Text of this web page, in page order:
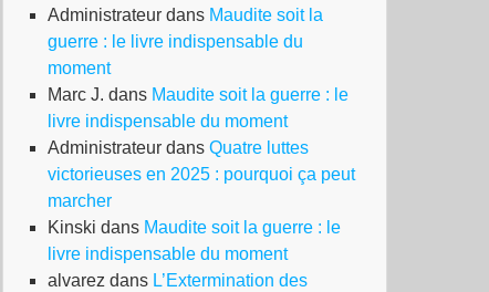
Administrateur dans Maudite soit la
guerre : le livre indispensable du
moment
Marc J. dans Maudite soit la guerre : le
livre indispensable du moment
Administrateur dans Quatre luttes
victorieuses en 2025 : pourquoi ça peut
marcher
Kinski dans Maudite soit la guerre : le
livre indispensable du moment
alvarez dans L’Extermination des